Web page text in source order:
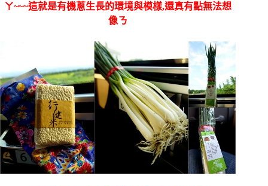
ㄚ~~~這就是有機蔥生長的環境與模樣,還真有點無法想
像ㄋ